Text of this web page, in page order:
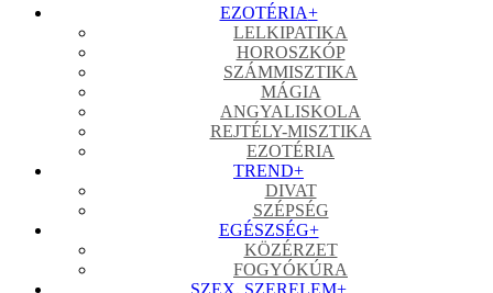
EZOTÉRIA+
LELKIPATIKA
HOROSZKÓP
SZÁMMISZTIKA
MÁGIA
ANGYALISKOLA
REJTÉLY-MISZTIKA
EZOTÉRIA
TREND+
DIVAT
SZÉPSÉG
EGÉSZSÉG+
KÖZÉRZET
FOGYÓKÚRA
SZEX, SZERELEM+